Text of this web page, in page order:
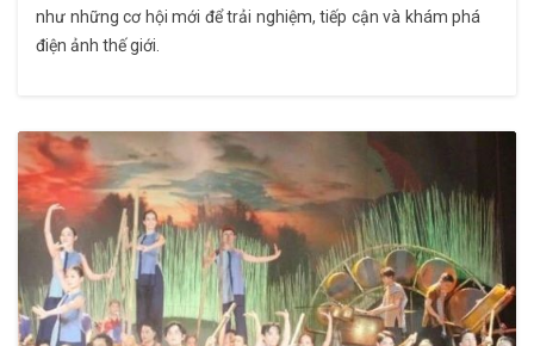
như những cơ hội mới để trải nghiệm, tiếp cận và khám phá
điện ảnh thế giới.